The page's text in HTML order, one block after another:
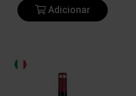
Adicionar